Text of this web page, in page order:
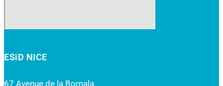
ESiD NICE
67 Avenue de la Bornala